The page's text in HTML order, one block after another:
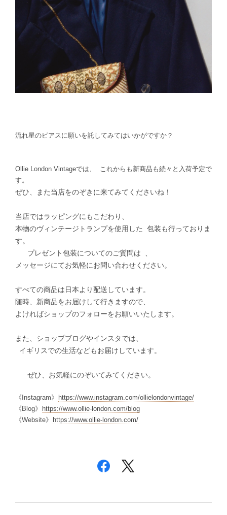
流れ星のピアスに願いを託してみてはいかがですか？
Ollie London Vintageでは、 これからも新商品も続々と入荷予定で
す。
ぜひ、また当店をのぞきに来てみてくださいね！
当店ではラッピングにもこだわり、
本物のヴィンテージトランプを使用した 包装も行っておりま
す。
プレゼント包装についてのご質問は 、
メッセージにてお気軽にお問い合わせください。
すべての商品は日本より配送しています。
随時、新商品をお届けして行きますので、
よければショップのフォローをお願いいたします。
また、ショップブログやインスタでは、
イギリスでの生活などもお届けしています。
ぜひ、お気軽にのぞいてみてください。
《Instagram》
https://www.instagram.com/ollielondonvintage/
《Blog》
https://www.ollie-london.com/blog
《Website》
https://www.ollie-london.com/